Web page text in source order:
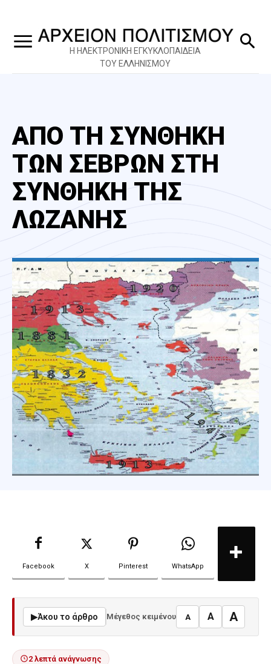
Η ΗΛΕΚΤΡΟΝΙΚΗ ΕΓΚΥΚΛΟΠΑΙΔΕΙΑ
ΤΟΥ ΕΛΛΗΝΙΣΜΟΥ
ΑΠΟ ΤΗ ΣΥΝΘΗΚΗ
ΤΩΝ ΣΕΒΡΩΝ ΣΤΗ
ΣΥΝΘΗΚΗ ΤΗΣ
ΛΩΖΑΝΗΣ
Facebook X Pinterest WhatsApp
▶Άκου το άρθρο Μέγεθος κειμένου A A A
2 λεπτά ανάγνωσης